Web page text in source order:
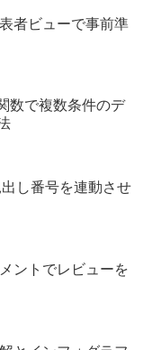
者ビューで事前準
数で複数条件のデ
出し番号を連動させ
ントでレビューを